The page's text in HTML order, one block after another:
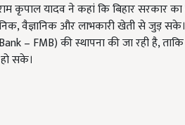
राम कृपाल यादव ने कहां कि बिहार
वैज्ञानिक और लाभकारी खेती से जुड़ सके।
– FMB) की स्थापना की जा रही है,
सके।